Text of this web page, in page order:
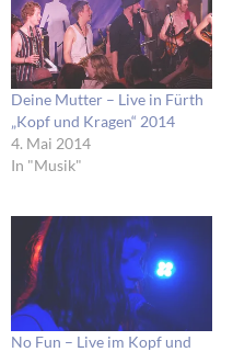
Deine Mutter – Live in Fürth
„Kopf und Kragen“ 2014
4. Mai 2014
In "Musik"
No Fun – Live im Kopf und